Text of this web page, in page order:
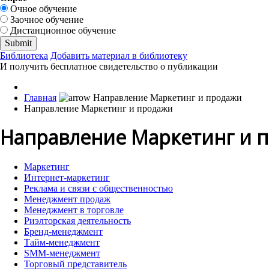
Очное обучение
Заочное обучение
Дистанционное обучение
Библиотека Добавить материал в библиотеку
И получить бесплатное свидетельство о публикации
Главная
Направление Маркетинг и продажи
Направление Маркетинг и
Маркетинг
Интернет-маркетинг
Реклама и связи с общественностью
Менеджмент продаж
Менеджмент в торговле
Риэлторская деятельность
Бренд-менеджмент
Тайм-менеджмент
SMM-менеджмент
Торговый представитель